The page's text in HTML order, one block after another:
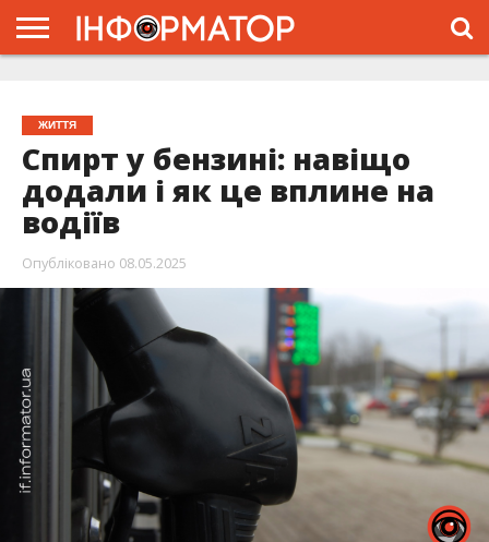
ЖИТТЯ
Спирт у бензині: навіщо
додали і як це вплине на
водіїв
Опубліковано 08.05.2025